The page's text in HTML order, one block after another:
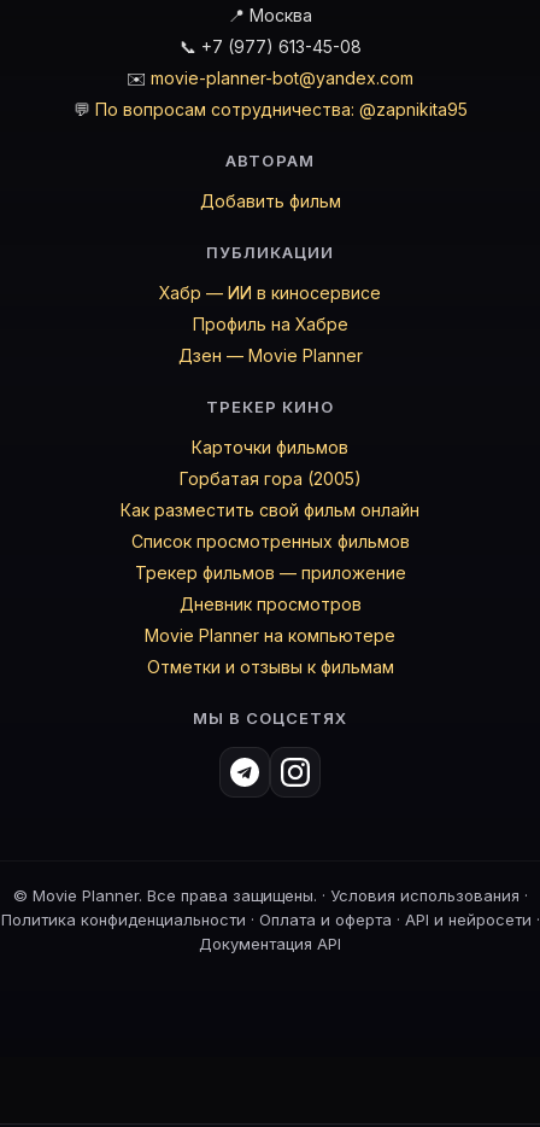
📍 Москва
📞 +7 (977) 613-45-08
✉️ movie-planner-bot@yandex.com
💬 По вопросам сотрудничества: @zapnikita95
АВТОРАМ
Добавить фильм
ПУБЛИКАЦИИ
Хабр — ИИ в киносервисе
Профиль на Хабре
Дзен — Movie Planner
ТРЕКЕР КИНО
Карточки фильмов
Горбатая гора (2005)
Как разместить свой фильм онлайн
Список просмотренных фильмов
Трекер фильмов — приложение
Дневник просмотров
Movie Planner на компьютере
Отметки и отзывы к фильмам
МЫ В СОЦСЕТЯХ
© Movie Planner. Все права защищены. · Условия использования ·
Политика конфиденциальности · Оплата и оферта · API и нейросети ·
Документация API